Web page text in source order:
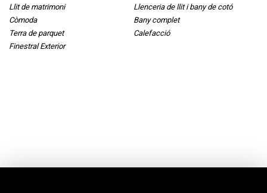
Llit de matrimoni
Llenceria de llit i bany de cotó
Còmoda
Bany complet
Terra de parquet
Calefacció
Finestral Exterior